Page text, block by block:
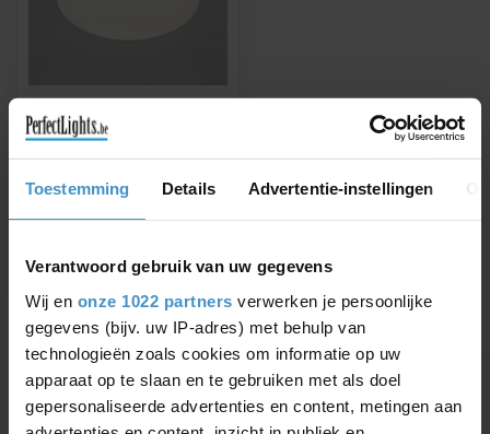
Toestemming Details Advertentie-instellingen
Verantwoord gebruik van uw gegevens
Wij en onze 1022 partners verwerken je persoonlijke
gegevens (bijv. uw IP-adres) met behulp van
technologieën zoals cookies om informatie op uw
apparaat op te slaan en te gebruiken met als doel
gepersonaliseerde advertenties en content, metingen aan
ZEPPO CEILING
ZWART IP44
vochtige ruimtes
€376,23
Toon1-1van 1